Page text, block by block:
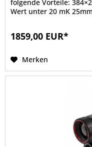
folgende Vorteile:
Wert unter 20 mK
1859,00 EUR*
Merken